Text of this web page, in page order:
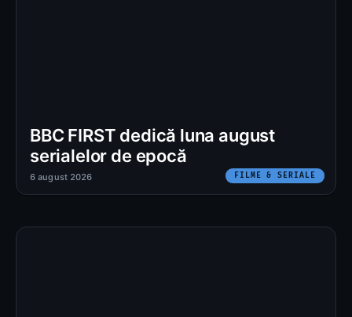
BBC FIRST dedică luna august
serialelor de epocă
FILME & SERIALE
6 august 2026